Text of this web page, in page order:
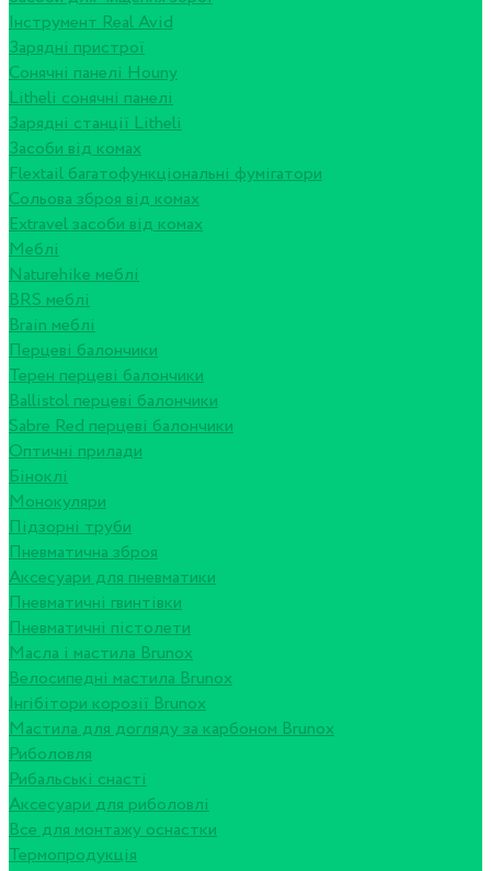
Інструмент Real Avid
Зарядні пристрої
Сонячні панелі Houny
Litheli сонячні панелі
Зарядні станції Litheli
Засоби від комах
Flextail багатофункціональні фумігатори
Сольова зброя від комах
Extravel засоби від комах
Меблі
Naturehike меблі
BRS меблі
Brain меблі
Перцеві балончики
Терен перцеві балончики
Ballistol перцеві балончики
Sabre Red перцеві балончики
Оптичні прилади
Біноклі
Монокуляри
Підзорні труби
Пневматична зброя
Аксесуари для пневматики
Пневматичні гвинтівки
Пневматичні пістолети
Масла і мастила Brunox
Велосипедні мастила Brunox
Інгібітори корозії Brunox
Мастила для догляду за карбоном Brunox
Риболовля
Рибальські снасті
Аксесуари для риболовлі
Все для монтажу оснастки
Термопродукція